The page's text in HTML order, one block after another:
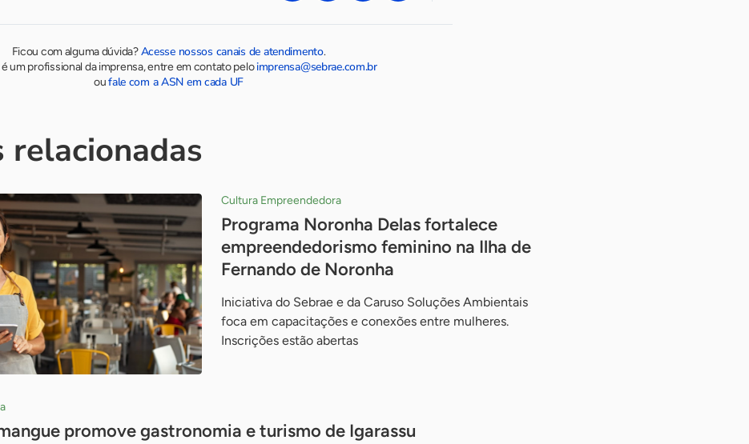
Ficou com alguma dúvida?Acesse nossos canais de atendimento.
um profissional da imprensa, entre em contato peloimprensa@sebrae.com.br
oufale com a ASN em cada UF
relacionadas
Cultura Empreendedora
Programa Noronha Delas fortalece
empreendedorismo feminino na Ilha de
Fernando de Noronha
Iniciativa do Sebrae e da Caruso Soluções Ambientais
foca em capacitações e conexões entre mulheres.
Inscrições estão abertas
promove gastronomia e turismo de Igarassu